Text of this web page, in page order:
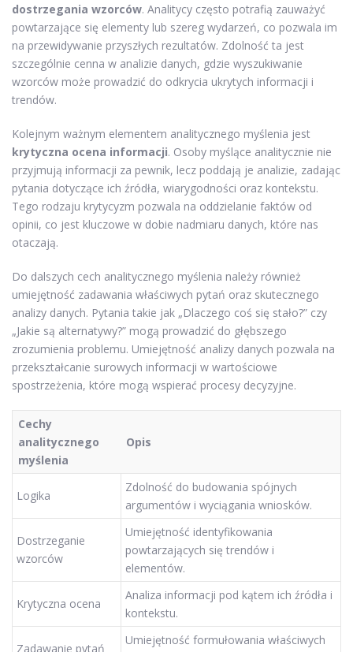
dostrzegania wzorców. Analitycy często potrafią zauważyć
powtarzające się elementy lub szereg wydarzeń, co pozwala im
na przewidywanie przyszłych rezultatów. Zdolność ta jest
szczególnie cenna w analizie danych, gdzie wyszukiwanie
wzorców może prowadzić do odkrycia ukrytych informacji i
trendów.
Kolejnym ważnym elementem analitycznego myślenia jest
krytyczna ocena informacji. Osoby myślące analitycznie nie
przyjmują informacji za pewnik, lecz poddają je analizie, zadając
pytania dotyczące ich źródła, wiarygodności oraz kontekstu.
Tego rodzaju krytycyzm pozwala na oddzielanie faktów od
opinii, co jest kluczowe w dobie nadmiaru danych, które nas
otaczają.
Do dalszych cech analitycznego myślenia należy również
umiejętność zadawania właściwych pytań oraz skutecznego
analizy danych. Pytania takie jak „Dlaczego coś się stało?” czy
„Jakie są alternatywy?” mogą prowadzić do głębszego
zrozumienia problemu. Umiejętność analizy danych pozwala na
przekształcanie surowych informacji w wartościowe
spostrzeżenia, które mogą wspierać procesy decyzyjne.
Cechy
analitycznego
myślenia
Opis
Logika
Zdolność do budowania spójnych
argumentów i wyciągania wniosków.
Dostrzeganie
wzorców
Umiejętność identyfikowania
powtarzających się trendów i
elementów.
Krytyczna ocena
Analiza informacji pod kątem ich źródła i
kontekstu.
Zadawanie pytań
Umiejętność formułowania właściwych